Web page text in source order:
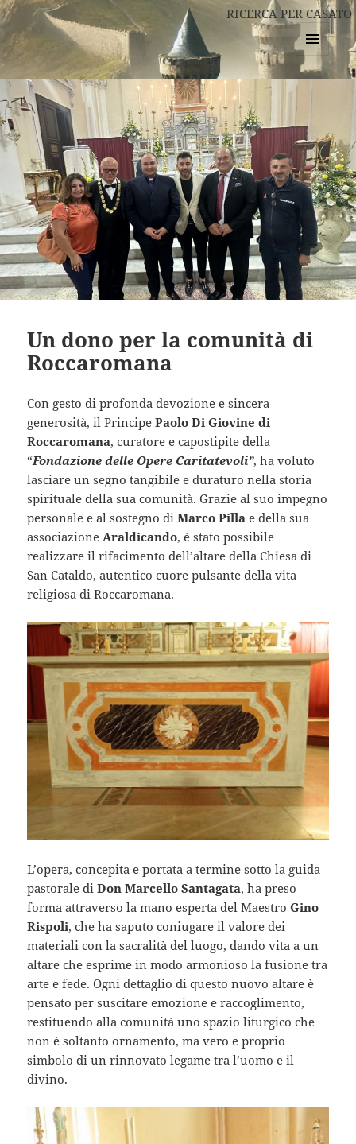
RICERCA PER CASATO
MENU
E
WIDGET
Un dono per la comunità di
Roccaromana
Con gesto di profonda devozione e sincera
generosità, il PrincipePaolo Di Giovine di
Roccaromana, curatore e capostipite della
“Fondazione delle Opere Caritatevoli”, ha voluto
lasciare un segno tangibile e duraturo nella storia
spirituale della sua comunità. Grazie al suo impegno
personale e al sostegno diMarco Pilla e della sua
associazione Araldicando, è stato possibile
realizzare il rifacimento dell’altare della Chiesa di
San Cataldo, autentico cuore pulsante della vita
religiosa di Roccaromana.
L’opera, concepita e portata a termine sotto la guida
pastorale diDon Marcello Santagata, ha preso
forma attraverso la mano esperta del MaestroGino
Rispoli, che ha saputo coniugare il valore dei
materiali con la sacralità del luogo, dando vita a un
altare che esprime in modo armonioso la fusione tra
arte e fede. Ogni dettaglio di questo nuovo altare è
pensato per suscitare emozione e raccoglimento,
restituendo alla comunità uno spazio liturgico che
non è soltanto ornamento, ma vero e proprio
simbolo di un rinnovato legame tra l’uomo e il
divino.